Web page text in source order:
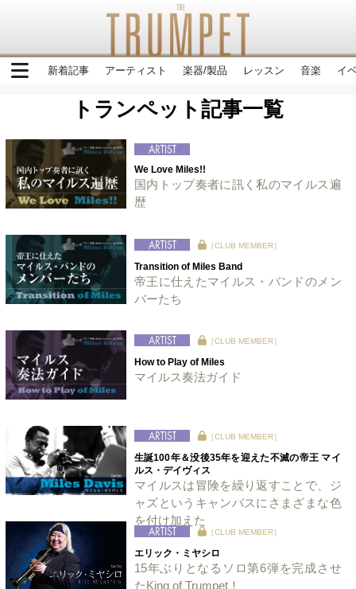
新着記事 アーティスト 楽器/製品 レッスン 音楽 イ
トランペット記事一覧
We Love Miles!!
国内トップ奏者に訊く私のマイルス遍
歴
［CLUB MEMBER］
Transition of Miles Band
帝王に仕えたマイルス・バンドのメン
バーたち
［CLUB MEMBER］
How to Play of Miles
マイルス奏法ガイド
［CLUB MEMBER］
生誕100年＆没後35年を迎えた不滅の帝王 マイ
ルス・デイヴィス
マイルスは冒険を繰り返すことで、ジ
ャズというキャンバスにさまざまな色
を付け加えた
［CLUB MEMBER］
エリック・ミヤシロ
15年ぶりとなるソロ第6弾を完成させ
たKing of Trumpet！